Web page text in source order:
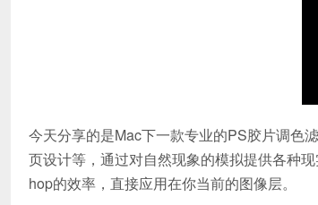
今天分享的是Mac下一款专业的PS胶片调
页设计等，通过对自然现象的模拟提供各种
hop的效率，直接应用在你当前的图像层。